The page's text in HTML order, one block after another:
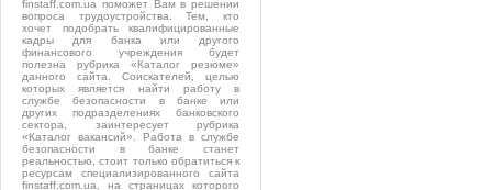
finstaff.com.ua поможет Вам в решении
вопроса трудоустройства. Тем, кто
хочет подобрать квалифицированные
кадры для банка или другого
финансового учреждения будет
полезна рубрика «Каталог резюме»
данного сайта. Соискателей, целью
которых является найти работу в
службе безопасности в банке или
других подразделениях банковского
сектора, заинтересует рубрика
«Каталог вакансий». Работа в службе
безопасности в банке станет
реальностью, стоит только обратиться к
ресурсам специализированного сайта
finstaff.com.ua, на страницах которого